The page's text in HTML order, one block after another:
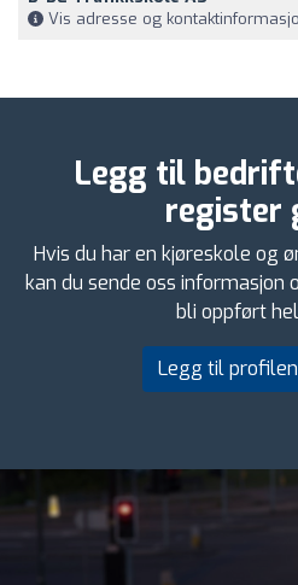
Vis adresse og
Legg til
register
Hvis du har en kjøreskole og
kan du sende oss informasjon
bli oppført
Legg til